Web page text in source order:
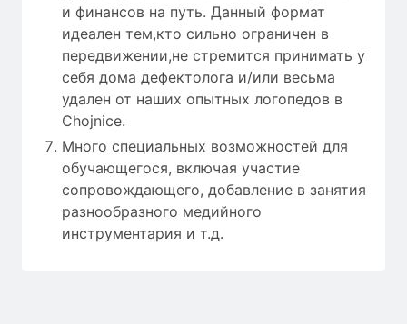
и финансов на путь. Данный формат
идеален тем,кто сильно ограничен в
передвижении,не стремится принимать у
себя дома дефектолога и/или весьма
удален от наших опытных логопедов в
Chojnice.
Много специальных возможностей для
обучающегося, включая участие
сопровождающего, добавление в занятия
разнообразного медийного
инструментария и т.д.